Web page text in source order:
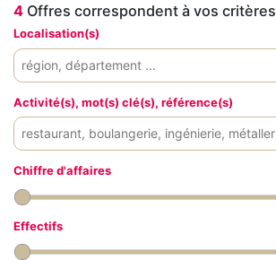
4 Offres correspondent à vos critères
Localisation(s)
Activité(s), mot(s) clé(s), référence(s)
Chiffre d'affaires
Effectifs